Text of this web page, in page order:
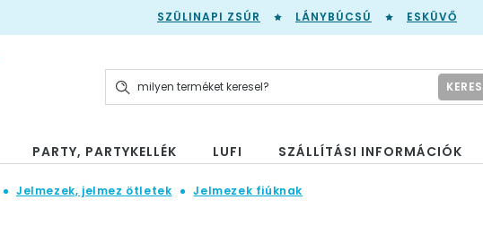
SZÜLINAPI ZSÚR LÁNYBÚCSÚ ESKÜVŐ
PARTY, PARTYKELLÉK LUFI SZÁLLÍTÁSI INFORMÁCIÓK
Jelmezek, jelmez ötletek Jelmezek fiúknak